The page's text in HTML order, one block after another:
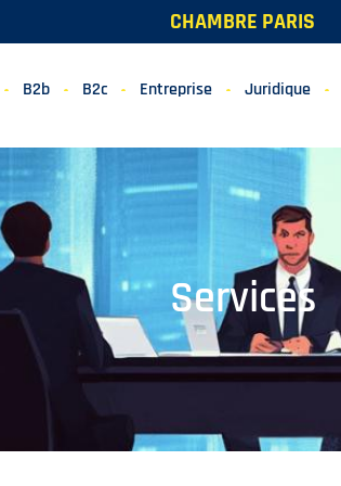
CHAMBRE PARIS
B2b B2c Entreprise Juridique
Services